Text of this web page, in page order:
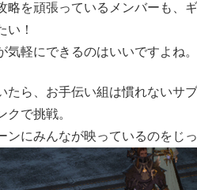
略を頑張っているメンバーも、
い！
気軽にできるのはいいですよね。
たら、お手伝い組は慣れないサ
クで挑戦。
ンにみんなが映っているのをじ